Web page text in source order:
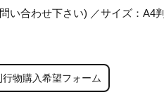
い合わせ下さい) ／サイズ：A4判
行物購入希望フォーム